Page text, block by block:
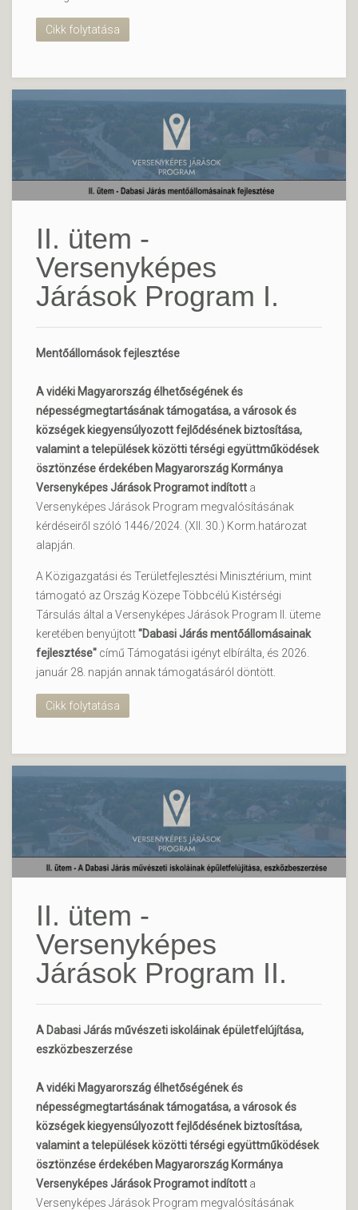
Cikk folytatása
II. ütem -
Versenyképes
Járások Program I.
Mentőállomások fejlesztése
A vidéki Magyarország élhetőségének és
népességmegtartásának támogatása, a városok és
községek kiegyensúlyozott fejlődésének biztosítása,
valamint a települések közötti térségi együttműködések
ösztönzése érdekében Magyarország Kormánya
Versenyképes Járások Programot indított a
Versenyképes Járások Program megvalósításának
kérdéseiről szóló 1446/2024. (XII. 30.) Korm.határozat
alapján.
A Közigazgatási és Területfejlesztési Minisztérium, mint
támogató az Ország Közepe Többcélú Kistérségi
Társulás által a Versenyképes Járások Program II. üteme
keretében benyújtott"Dabasi Járás mentőállomásainak
fejlesztése" című Támogatási igényt elbírálta, és 2026.
január 28. napján annak támogatásáról döntött.
Cikk folytatása
II. ütem -
Versenyképes
Járások Program II.
A Dabasi Járás művészeti iskoláinak épületfelújítása,
eszközbeszerzése
A vidéki Magyarország élhetőségének és
népességmegtartásának támogatása, a városok és
községek kiegyensúlyozott fejlődésének biztosítása,
valamint a települések közötti térségi együttműködések
ösztönzése érdekében Magyarország Kormánya
Versenyképes Járások Programot indított a
Versenyképes Járások Program megvalósításának